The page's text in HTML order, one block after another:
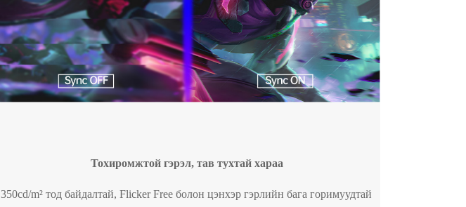
Тохиромжтой гэрэл, тав тухтай хараа
350cd/m² тод байдалтай, Flicker Free болон цэнхэр гэрлийн бага горимуудтай